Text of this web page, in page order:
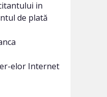
in
de plată
elor Internet